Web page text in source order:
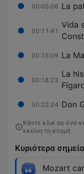
00:05:06 La
00:11:41
Vida
00:15:09 La
00:18:23
La
00:22:24 Don
Κάντε κλικ σε ένα
εκείνη τη στιγμή
Κυριότερα σημεία
Mozart